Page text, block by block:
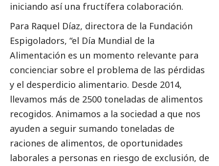
iniciando así una fructífera colaboración.
Para Raquel Díaz, directora de la Fundación
Espigoladors, “el Día Mundial de la
Alimentación es un momento relevante para
concienciar sobre el problema de las pérdidas
y el desperdicio alimentario. Desde 2014,
llevamos más de 2500 toneladas de alimentos
recogidos. Animamos a la sociedad a que nos
ayuden a seguir sumando toneladas de
raciones de alimentos, de oportunidades
laborales a personas en riesgo de exclusión, de